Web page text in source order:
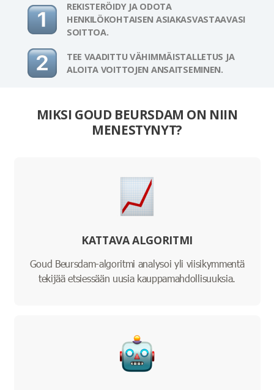
REKISTERÖIDY JA ODOTA
HENKILÖKOHTAISEN ASIAKASVASTAAVASI
SOITTOA.
TEE VAADITTU VÄHIMMÄISTALLETUS JA
ALOITA VOITTOJEN ANSAITSEMINEN.
MIKSI GOUD BEURSDAM ON NIIN
MENESTYNYT?
KATTAVA ALGORITMI
Goud Beursdam-algoritmi analysoi yli viisikymmentä
tekijää etsiessään uusia kauppamahdollisuuksia.